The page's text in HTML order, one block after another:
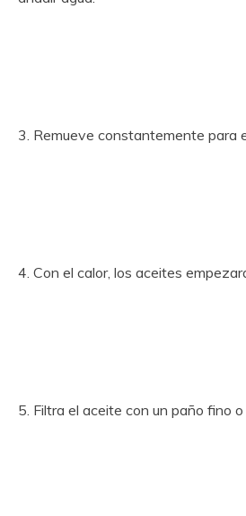
3. Remueve constantemente para
4. Con el calor, los aceites
5. Filtra el aceite con un paño fino o